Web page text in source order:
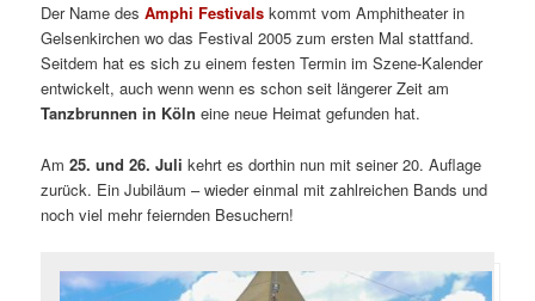
Der Name desAmphi Festivals kommt vom Amphitheater in
Gelsenkirchen wo das Festival 2005 zum ersten Mal stattfand.
Seitdem hat es sich zu einem festen Termin im Szene-Kalender
entwickelt, auch wenn wenn es schon seit längerer Zeit am
Tanzbrunnen in Köln eine neue Heimat gefunden hat.
Am25. und 26. Juli kehrt es dorthin nun mit seiner 20. Auflage
zurück. Ein Jubiläum – wieder einmal mit zahlreichen Bands und
noch viel mehr feiernden Besuchern!